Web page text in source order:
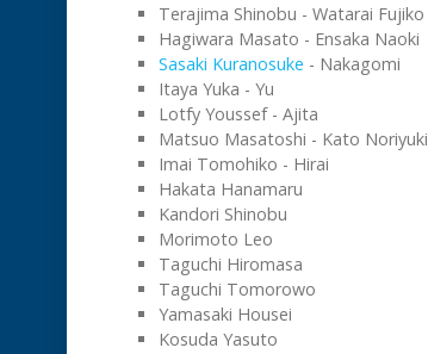
Terajima Shinobu - Watarai Fujiko
Hagiwara Masato - Ensaka Naoki
Sasaki Kuranosuke - Nakagomi
Itaya Yuka - Yu
Lotfy Youssef - Ajita
Matsuo Masatoshi - Kato Noriyuki
Imai Tomohiko - Hirai
Hakata Hanamaru
Kandori Shinobu
Morimoto Leo
Taguchi Hiromasa
Taguchi Tomorowo
Yamasaki Housei
Kosuda Yasuto